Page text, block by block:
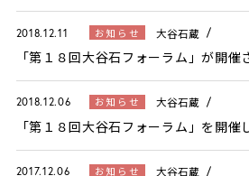
2018.12.11 お知らせ 大谷石蔵
「第１８回大谷石フォーラム」が開催
2018.12.06 お知らせ 大谷石蔵
「第１８回大谷石フォーラム」を開催
2017.12.06 お知らせ 大谷石蔵